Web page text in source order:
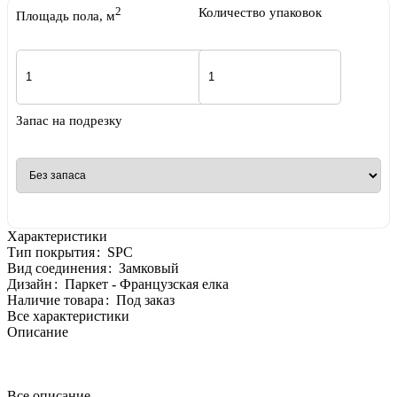
Площадь пола, м2 Количество упаковок
Запас на подрезку
Характеристики
Тип покрытия: SPC
Вид соединения: Замковый
Дизайн: Паркет - Французская елка
Наличие товара: Под заказ
Все характеристики
Описание